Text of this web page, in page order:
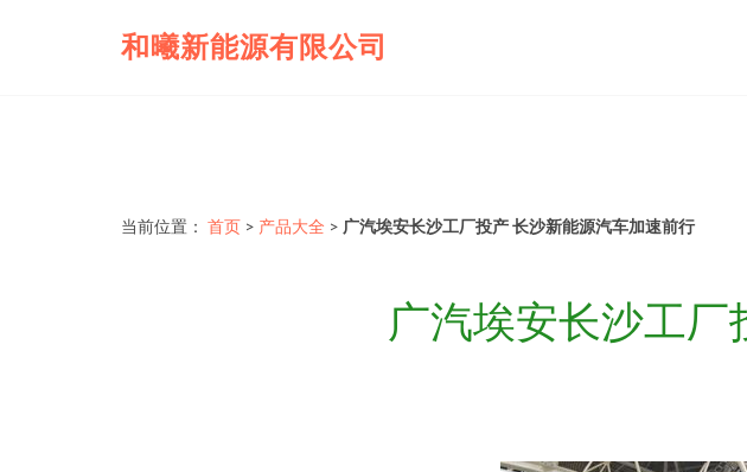
和曦新能源有限公司
当前位置： 首页 > 产品大全 > 广汽埃安长沙工厂投产 长沙新能源汽车加速前行
广汽埃安长沙工